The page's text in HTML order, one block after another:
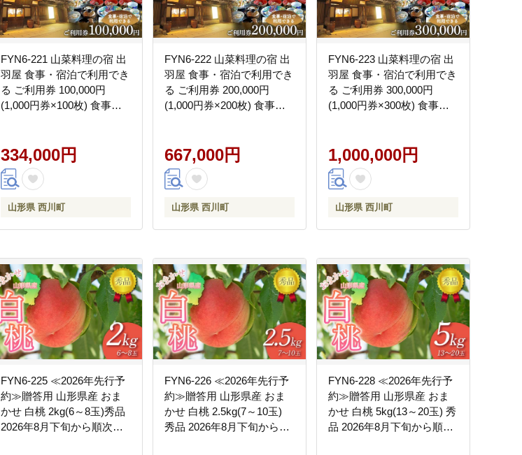
FYN6-221 山菜料理の宿 出
羽屋 食事・宿泊で利用でき
る ご利用券 100,000円
(1,000円券×100枚) 食事券
まる 観光 温泉 ホテル 旅館
山菜 料理 食事 山形県 西川
町 月山
334,000円
山形県 西川町
FYN6-222 山菜料理の宿 出
羽屋 食事・宿泊で利用でき
る ご利用券 200,000円
(1,000円券×200枚) 食事券
まる 観光 温泉 ホテル 旅館
山菜 料理 食事 山形県 西川
町 月山
667,000円
山形県 西川町
FYN6-223 山菜料理の宿 出
羽屋 食事・宿泊で利用でき
る ご利用券 300,000円
(1,000円券×300枚) 食事券
まる 観光 温泉 ホテル 旅館
山菜 料理 食事 山形県 西川
町 月山
1,000,000円
山形県 西川町
FYN6-225 ≪2026年先行予
約≫贈答用 山形県産 おま
かせ 白桃 2kg(6～8玉)秀品
2026年8月下旬から順次発
FYN6-226 ≪2026年先行予
約≫贈答用 山形県産 おま
かせ 白桃 2.5kg(7～10玉)
秀品 2026年8月下旬から順
FYN6-228 ≪2026年先行予
約≫贈答用 山形県産 おま
かせ 白桃 5kg(13～20玉) 秀
品 2026年8月下旬から順次